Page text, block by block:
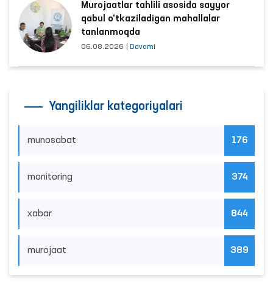
Murojaatlar tahlili asosida sayyor
qabul o‘tkaziladigan mahallalar
tanlanmoqda
06.08.2026 Davomi
Yangiliklar kategoriyalari
munosabat 176
monitoring 374
xabar 844
murojaat 389